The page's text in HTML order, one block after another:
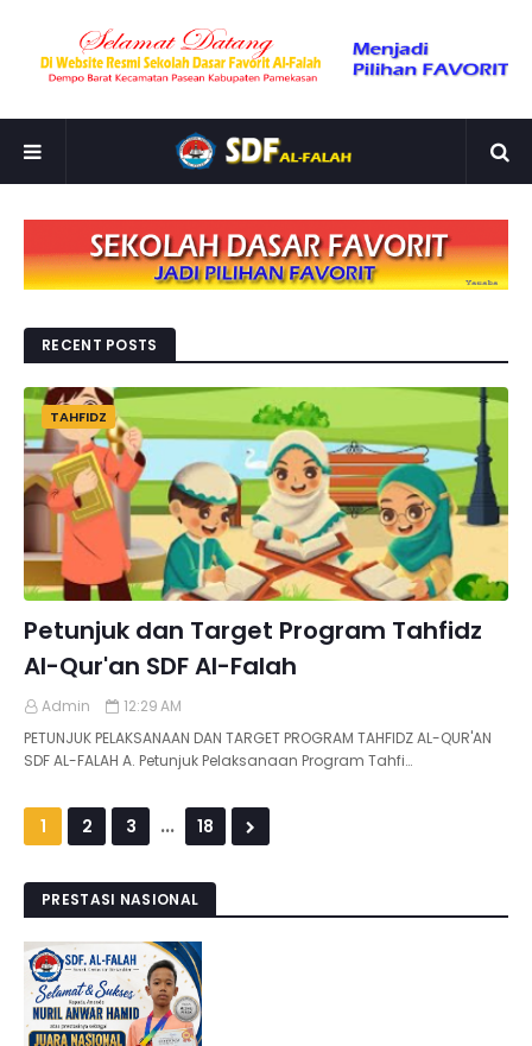
RECENT POSTS
TAHFIDZ
Petunjuk dan Target Program Tahfidz
Al-Qur'an SDF Al-Falah
Admin
12:29 AM
PETUNJUK PELAKSANAAN DAN TARGET PROGRAM TAHFIDZ AL-QUR'AN
SDF AL-FALAH A. Petunjuk Pelaksanaan Program Tahfi…
1 2 3 ... 18
PRESTASI NASIONAL